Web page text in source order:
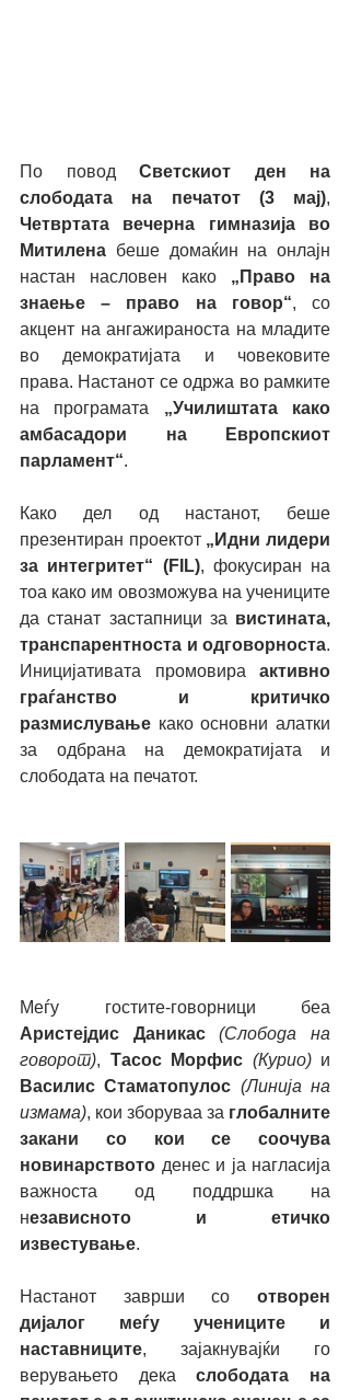
По повод Светскиот ден на
слободата на печатот (3 мај)
Четвртата вечерна гимназија во
Митилена беше домаќин на онлајн
настан насловен како „Право на
знаење – право на говор“, со
акцент на ангажираноста на младите
во демократијата и човековите
права. Настанот се одржа во рамките
на програмата „Училиштата како
амбасадори на Европскиот
парламент“.
Како дел од настанот, беше
презентиран проектот „Идни лидери
за интегритет“ (FIL), фокусиран на
тоа како им овозможува на учениците
да станат застапници за вистината,
транспарентноста и одговорноста.
Иницијативата промовира активно
граѓанство и критичко
размислување како основни алатки
за одбрана на демократијата и
слободата на печатот.
Аристејдис Даникас (Слобода на
говорот), Тасос Морфис (Курио)
Василис Стаматопулос (Линија на
измама), кои зборуваа за глобалните
закани
со кои се соочува
новинарството денес и ја нагласија
важноста од поддршка на
независното и етичко
известување.
Настанот заврши со отворен
дијалог меѓу учениците и
наставниците, зајакнувајќи го
верувањето дека слободата на